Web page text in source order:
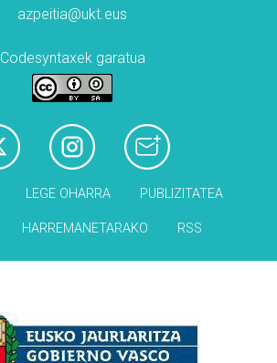
azpeitia@ukt.eus
Codesyntaxek garatua
LEGE OHARRA PUBLIZITATEA
HARREMANETARAKO RSS